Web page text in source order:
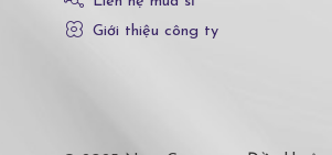
Giới thiệu công ty